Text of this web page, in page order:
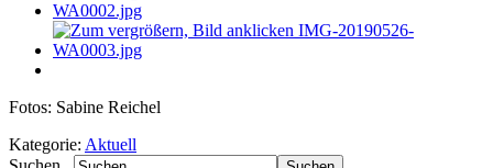
Fotos: Sabine Reichel
Kategorie: Aktuell